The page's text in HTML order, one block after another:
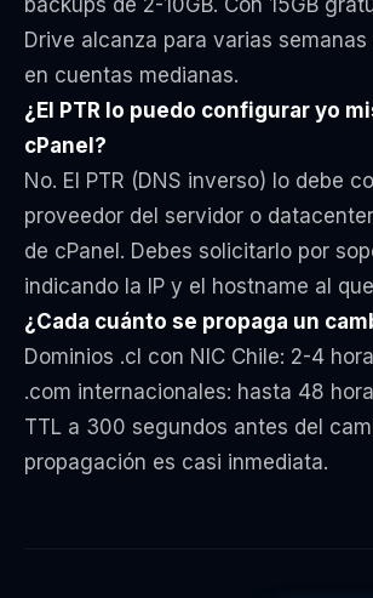
Drive alcanza para varias
en cuentas medianas.
¿El PTR lo puedo configurar yo
cPanel?
No. El PTR (DNS inverso) lo debe
proveedor del servidor o
de cPanel. Debes solicitarlo por
indicando la IP y el hostname al
¿Cada cuánto se propaga un
Dominios .cl con NIC Chile: 2-4
.com internacionales: hasta 48
TTL a 300 segundos antes del
propagación es casi inmediata.